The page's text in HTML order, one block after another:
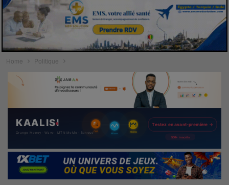
Home Politique